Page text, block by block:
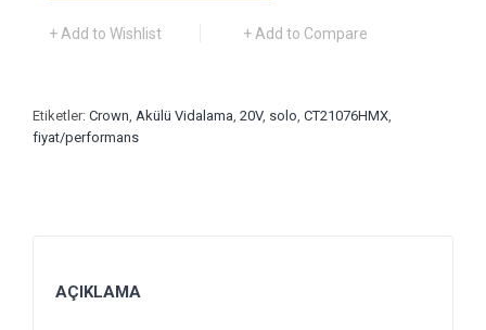
+ Add to Wishlist + Add to Compare
Etiketler: Crown, Akülü Vidalama, 20V, solo, CT21076HMX,
fiyat/performans
AÇIKLAMA